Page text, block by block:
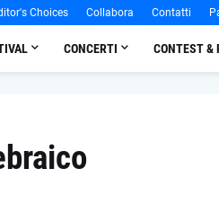
Choices Collabora Contatti
CONCERTI CONTEST &